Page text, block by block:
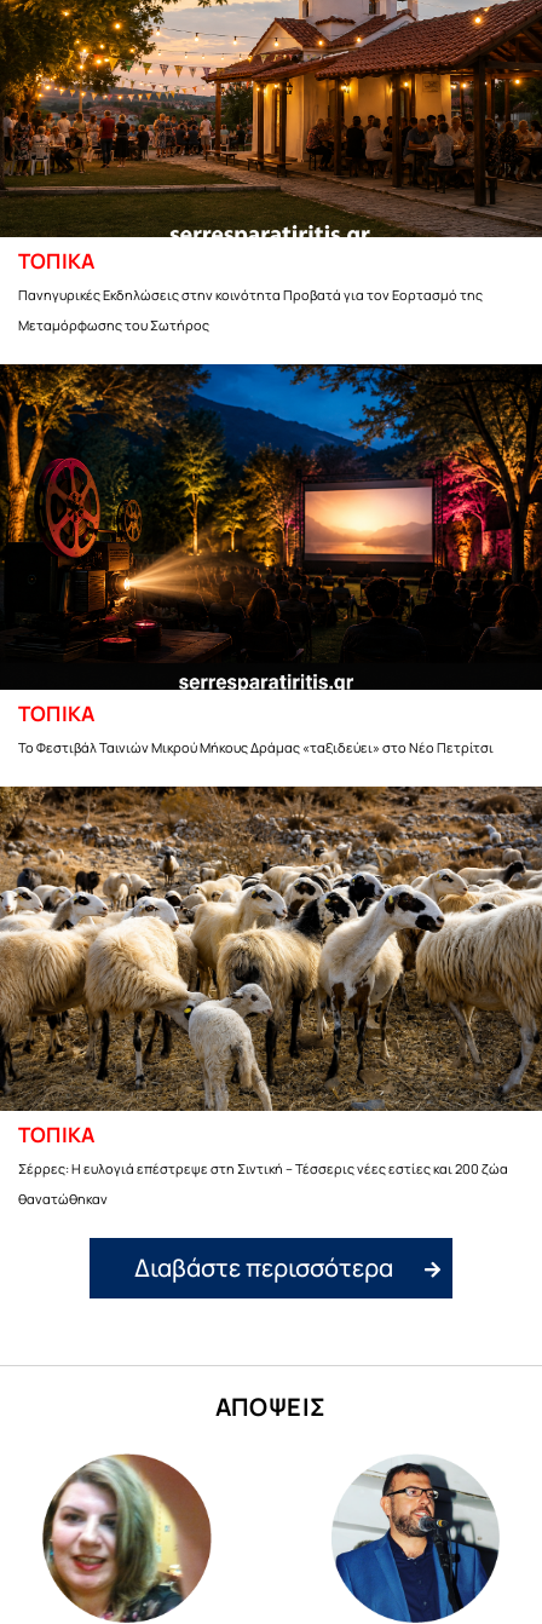
ΤΟΠΙΚΑ
Πανηγυρικές Εκδηλώσεις στην κοινότητα Προβατά για τον Εορτασμό της
Μεταμόρφωσης του Σωτήρος
ΤΟΠΙΚΑ
Το Φεστιβάλ Ταινιών Μικρού Μήκους Δράμας «ταξιδεύει» στο Νέο Πετρίτσι
ΤΟΠΙΚΑ
Σέρρες: Η ευλογιά επέστρεψε στη Σιντική – Τέσσερις νέες εστίες και 200 ζώα
θανατώθηκαν
Διαβάστε περισσότερα
ΑΠΟΨΕΙΣ